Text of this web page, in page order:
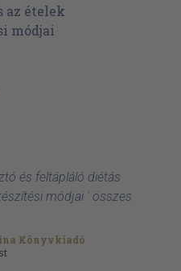
és feltápláló diétás
módjai ' összes
Könyvkiadó